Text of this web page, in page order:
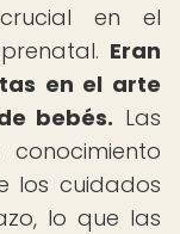
en el
Eran
en el arte
bebés. Las
los cuidados
lo que las